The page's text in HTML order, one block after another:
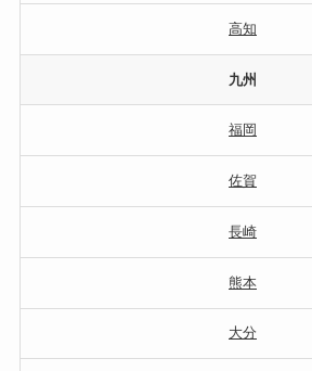
高知
九州
福岡
佐賀
長崎
熊本
大分